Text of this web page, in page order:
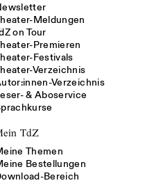
Meldungen
on Tour
Premieren
Festivals
Verzeichnis
Verzeichnis
& Aboservice
TdZ
Themen
Bestellungen
Bereich